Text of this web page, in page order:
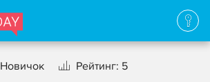
Новичок Рейтинг: 5